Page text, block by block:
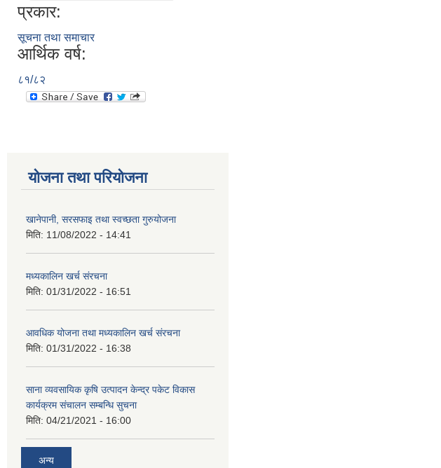
प्रकार:
सूचना तथा समाचार
आर्थिक वर्ष:
८१/८२
योजना तथा परियोजना
खानेपानी, सरसफाइ तथा स्वच्छता गुरुयोजना
मिति: 11/08/2022 - 14:41
मध्यकालिन खर्च संरचना
मिति: 01/31/2022 - 16:51
आवधिक योजना तथा मध्यकालिन खर्च संरचना
मिति: 01/31/2022 - 16:38
साना व्यवसायिक कृषि उत्पादन केन्द्र पकेट विकास
कार्यक्रम संचालन सम्बन्धि सुचना
मिति: 04/21/2021 - 16:00
अन्य